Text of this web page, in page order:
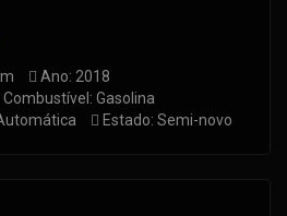
Ano: 2018
Combustível: Gasolina
Estado: Semi-novo